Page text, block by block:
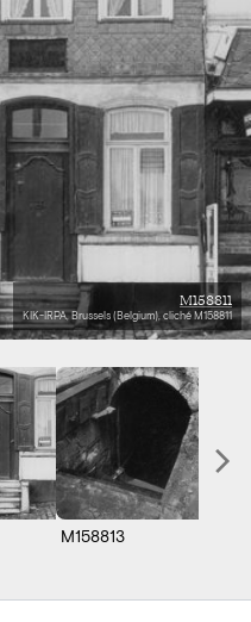
M158811
KIK-IRPA, Brussels (Belgium), cliché M158811
M158813